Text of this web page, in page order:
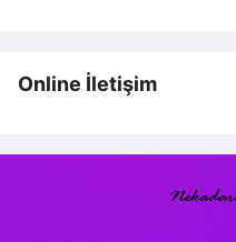
Online İletişim